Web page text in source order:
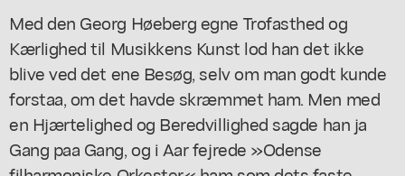
Med den Georg Høeberg egne Trofasthed og
Kærlighed til Musikkens Kunst lod han det ikke
blive ved det ene Besøg, selv om man godt kunde
forstaa, om det havde skræmmet ham. Men med
en Hjærtelighed og Beredvillighed sagde han ja
Gang paa Gang, og i Aar fejrede »Odense